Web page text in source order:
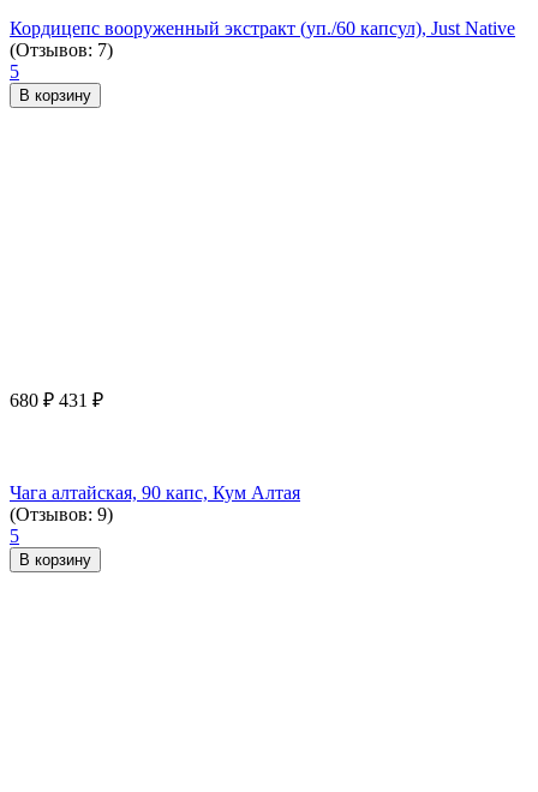
Кордицепс вооруженный экстракт (уп./60 капсул), Just Native
(Отзывов: 7)
5
В корзину
680 ₽ 431 ₽
Чага алтайская, 90 капс, Кум Алтая
(Отзывов: 9)
5
В корзину